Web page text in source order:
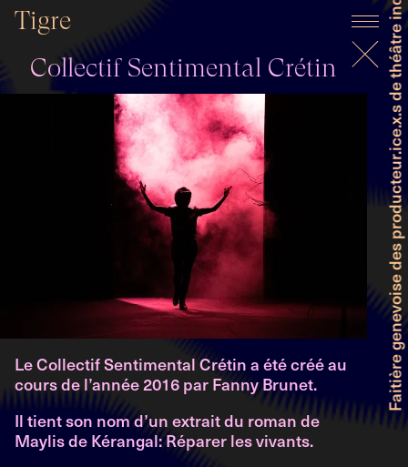
Tigre
Collectif Sentimental Crétin
Le Collectif Sentimental Crétin a été créé au
cours de l’année 2016 par Fanny Brunet.
Il tient son nom d’un extrait du roman de
Maylis de Kérangal: Réparer les vivants.